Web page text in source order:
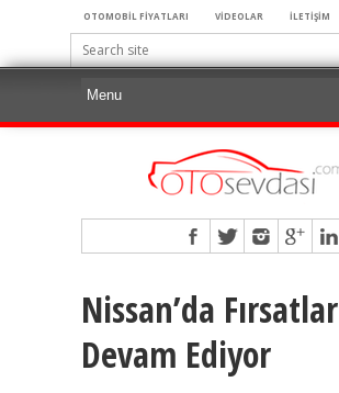
OTOMOBİL FİYATLARI VİDEOLAR İLETİŞİM
Nissan’da Fırsatlar
Devam Ediyor